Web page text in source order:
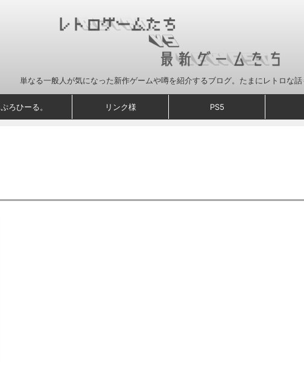
単なる一般人が気になった新作ゲームや噂を紹介するブログ。たまにレトロな話
ぷろひーる。 リンク様 PS5